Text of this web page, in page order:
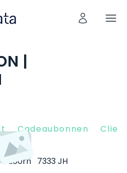
|
Cadeaubonnen
7333 JH